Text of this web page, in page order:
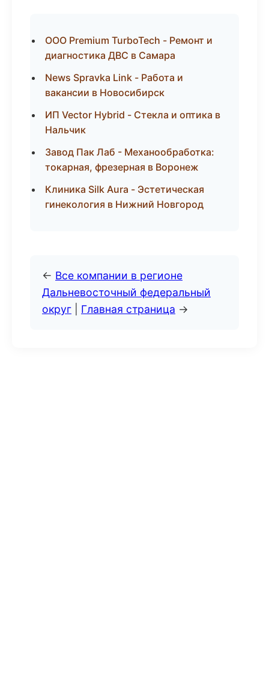
ООО Premium TurboTech - Ремонт и
диагностика ДВС в Самара
News Spravka Link - Работа и
вакансии в Новосибирск
ИП Vector Hybrid - Стекла и оптика в
Нальчик
Завод Пак Лаб - Механообработка:
токарная, фрезерная в Воронеж
Клиника Silk Aura - Эстетическая
гинекология в Нижний Новгород
← Все компании в регионе
Дальневосточный федеральный
округ
Главная страница →